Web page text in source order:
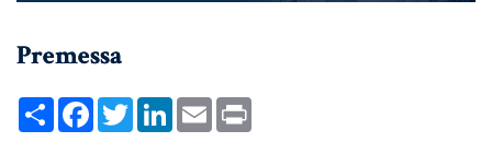
EREDITÀ & TESTAMENTO
TESTAMENTO DI VITA
Premessa
ShareFacebookTwitterLinkedInEmail